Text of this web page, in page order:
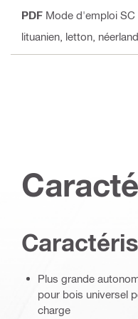
PDF Mode d'emploi SC
lituanien, letton,
Plus grande
pour bois universel
charge